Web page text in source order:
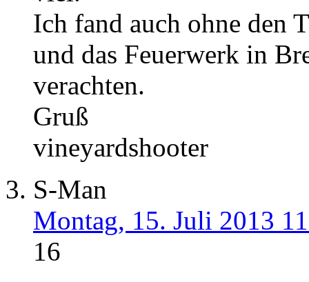
Ich fand auch ohne den
und das Feuerwerk in
verachten.
Gruß
vineyardshooter
S-Man
Montag, 15. Juli 2013
16